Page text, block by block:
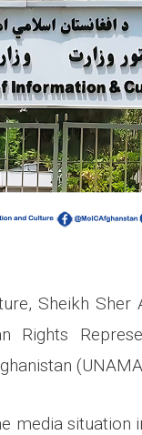
Sheikh Sher
Rights
media situation